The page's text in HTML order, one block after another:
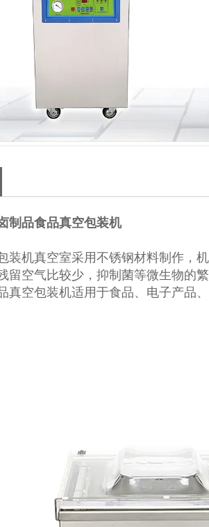
制品食品真空包装机
装机真空室采用不锈钢材料制作，
留空气比较少，抑制菌等微生物的
真空包装机适用于食品、电子产品